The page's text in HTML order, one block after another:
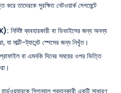
করে তাদেরকে সুরক্ষিত নেটওয়ার্ক সেগমেন্টে
নির্দিষ্ট ব্যবহারকারী বা ডিভাইসের জন্য অনন্য
মাল্টি-ট্যানেন্ট স্পেসের জন্য নিখুঁত।
বা এমনকি দিনের সময়ের ওপর ভিত্তি